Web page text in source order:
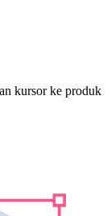
kursor ke produk